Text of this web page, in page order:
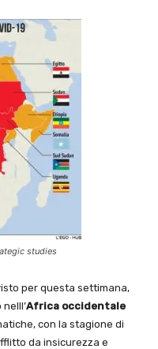
studies
per questa settimana,
Africa occidentale
con la stagione di
da insicurezza e